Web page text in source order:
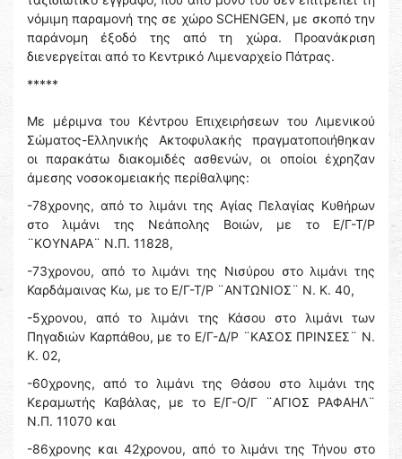
νόμιμη παραμονή της σε χώρο SCHENGEN, με σκοπό την
παράνομη έξοδό της από τη χώρα. Προανάκριση
διενεργείται από το Κεντρικό Λιμεναρχείο Πάτρας.
*****
Με μέριμνα του Κέντρου Επιχειρήσεων του Λιμενικού
Σώματος-Ελληνικής Ακτοφυλακής πραγματοποιήθηκαν
οι παρακάτω διακομιδές ασθενών, οι οποίοι έχρηζαν
άμεσης νοσοκομειακής περίθαλψης:
-78χρονης, από το λιμάνι της Αγίας Πελαγίας Κυθήρων
στο λιμάνι της Νεάπολης Βοιών, με το Ε/Γ-Τ/Ρ
¨ΚΟΥΝΑΡΑ¨ Ν.Π. 11828,
-73χρονου, από το λιμάνι της Νισύρου στο λιμάνι της
Καρδάμαινας Κω, με το Ε/Γ-Τ/Ρ ¨ΑΝΤΩΝΙΟΣ¨ Ν. Κ. 40,
-5χρονου, από το λιμάνι της Κάσου στο λιμάνι των
Πηγαδιών Καρπάθου, με το Ε/Γ-Δ/Ρ ¨ΚΑΣΟΣ ΠΡΙΝΣΕΣ¨ Ν.
Κ. 02,
-60χρονης, από το λιμάνι της Θάσου στο λιμάνι της
Κεραμωτής Καβάλας, με το Ε/Γ-Ο/Γ ¨ΑΓΙΟΣ ΡΑΦΑΗΛ¨
Ν.Π. 11070 και
-86χρονης και 42χρονου, από το λιμάνι της Τήνου στο